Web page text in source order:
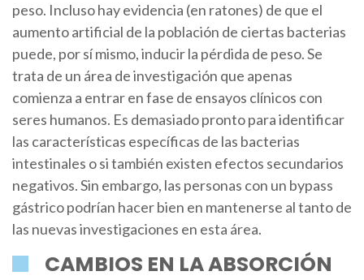
peso. Incluso hay evidencia (en ratones) de que el
aumento artificial de la población de ciertas bacterias
puede, por sí mismo, inducir la pérdida de peso. Se
trata de un área de investigación que apenas
comienza a entrar en fase de ensayos clínicos con
seres humanos. Es demasiado pronto para identificar
las características específicas de las bacterias
intestinales o si también existen efectos secundarios
negativos. Sin embargo, las personas con un bypass
gástrico podrían hacer bien en mantenerse al tanto de
las nuevas investigaciones en esta área.
CAMBIOS EN LA ABSORCIÓN